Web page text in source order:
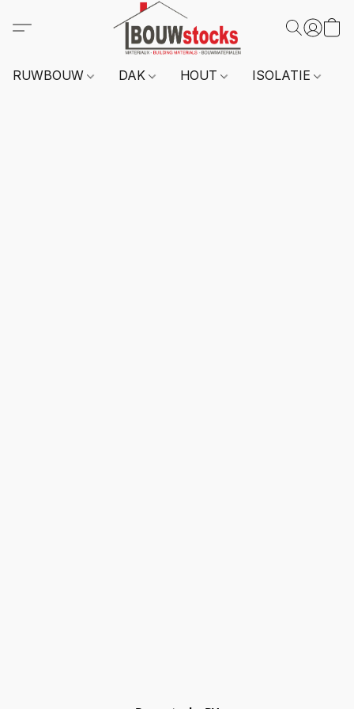
RUWBOUW DAK HOUT ISOLATIE